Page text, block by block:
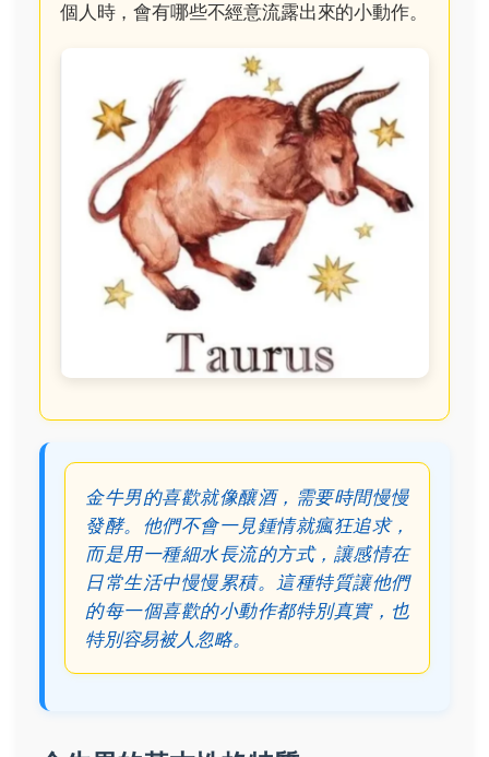
個人時，會有哪些不經意流露出來的小動作。
金牛男的喜歡就像釀酒，需要時間慢慢
發酵。他們不會一見鍾情就瘋狂追求，
而是用一種細水長流的方式，讓感情在
日常生活中慢慢累積。這種特質讓他們
的每一個喜歡的小動作都特別真實，也
特別容易被人忽略。